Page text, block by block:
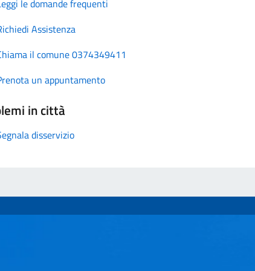
le domande frequenti
Assistenza
il comune 0374349411
un appuntamento
in città
disservizio